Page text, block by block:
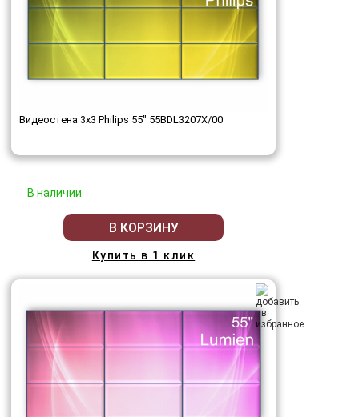
Видеостена 3x3 Philips 55" 55BDL3207X/00
В наличии
В КОРЗИНУ
Купить в 1 клик